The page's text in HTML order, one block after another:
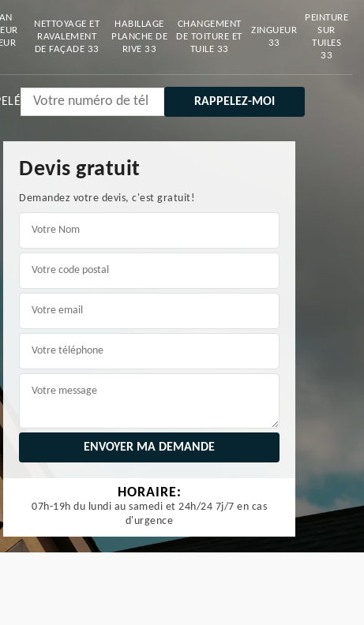
NETTOYAGE ET
RAVALEMENT
DE FAÇADE 33
HABILLAGE
PLANCHE DE
RIVE 33
CHANGEMENT
DE TOITURE ET
TUILE 33
ZINGUEUR
33
PEINTURE
SUR
TUILES
33
Devis gratuit
Demandez votre devis, c'est gratuit!
HORAIRE:
07h-19h du lundi au samedi et 24h/24 7j/7 en cas
d'urgence